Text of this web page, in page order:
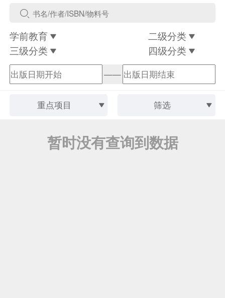
学前教育
二级分类
三级分类
四级分类
——
重点项目 筛选
暂时没有查询到数据